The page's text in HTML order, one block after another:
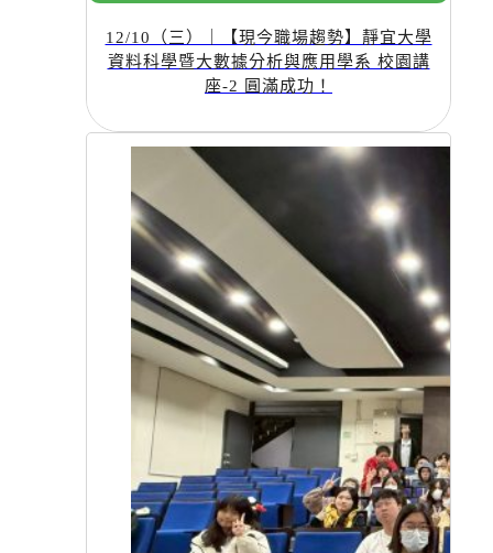
12/10（三）｜【現今職場趨勢】靜宜大學
資料科學暨大數據分析與應用學系 校園講
座-2 圓滿成功！